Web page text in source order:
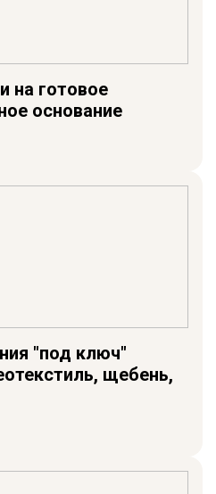
на готовое
основание
"под ключ"
щебень,